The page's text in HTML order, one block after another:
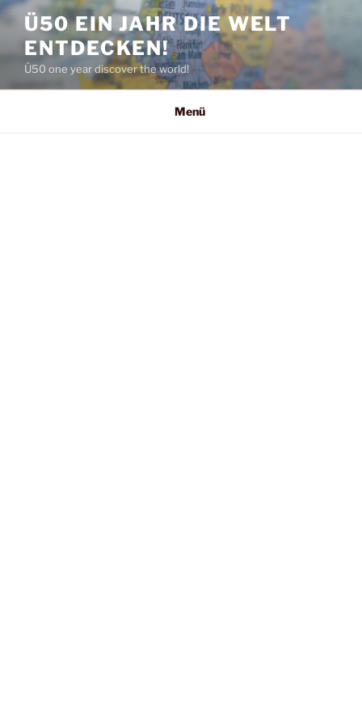
Zum
Inhalt
springen
Ü50 EIN JAHR DIE WELT
ENTDECKEN!
Ü50 one year discover the world!
Menü